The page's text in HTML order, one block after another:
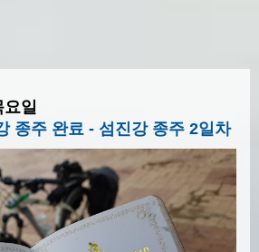
일
종주 완료 - 섬진강 종주 2일차